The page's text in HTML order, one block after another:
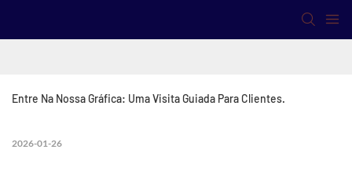
Entre Na Nossa Gráfica: Uma Visita Guiada Para Clientes.
2026-01-26